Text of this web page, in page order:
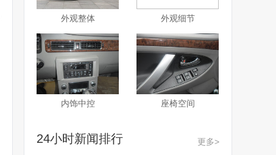
外观整体 外观细节
内饰中控 座椅空间
24小时新闻排行 更多>